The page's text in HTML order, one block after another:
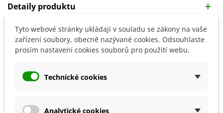
Detaily produktu
SOUVISEJÍCÍ PRODUKTY
Tyto webové stránky ukládají v souladu se zákony na vaše
zařízení soubory, obecně nazývané cookies. Odsouhlaste
prosím nastavení cookies souborů pro použití webu.
Technické cookies
Analytické cookies